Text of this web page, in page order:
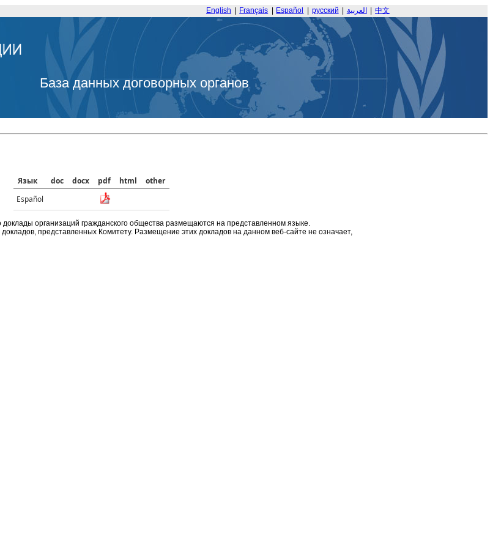
English Français Español русский العربية 中文
База данных договорных органов
Язык doc docx pdf html
other
Español
организаций гражданского общества размещаются на представленном языке.
представленных Комитету. Размещение этих докладов на данном веб-сайте не означает,